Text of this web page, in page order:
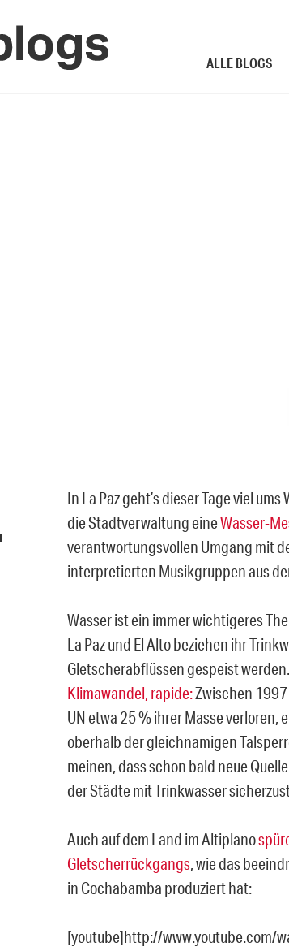
ALLE BLOGS
In La Paz geht’s dieser Tage viel
die Stadtverwaltung eineWasser-
verantwortungsvollen Umgang mit
interpretierten Musikgruppen aus
Wasser ist ein immer wichtigeres
La Paz und El Alto beziehen ihr
Gletscherabflüssen gespeist werden.
Klimawandel, rapide:Zwischen
UN etwa 25 % ihrer Masse
oberhalb der gleichnamigen
meinen, dass schon bald neue
der Städte mit Trinkwasser
Auch auf dem Land im Altiplano
Gletscherrückgangs, wie das
in Cochabamba produziert hat:
[youtube]http://www.youtube.com/